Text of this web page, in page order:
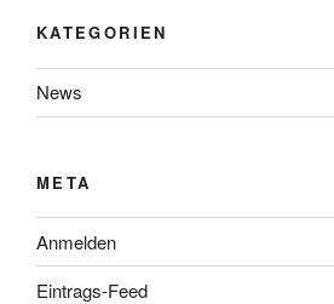
KATEGORIEN
News
META
Anmelden
Eintrags-Feed